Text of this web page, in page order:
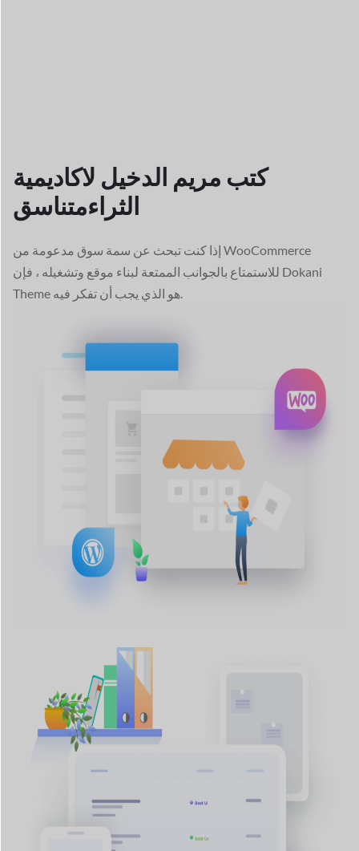
كتب مريم الدخيل لاكاديمية
الثراءمتناسق
إذا كنت تبحث عن سمة سوق مدعومة من WooCommerce
للاستمتاع بالجوانب الممتعة لبناء موقع وتشغيله ، فإن Dokani